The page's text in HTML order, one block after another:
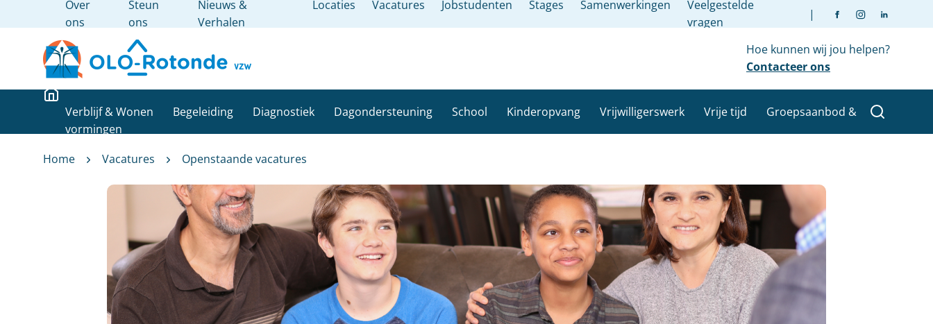
Hoe kunnen wij jou helpen?
Contacteer ons
Verblijf & Wonen Begeleiding Diagnostiek Dagondersteuning School Kinderopvang Vrijwilligerswerk Vrije tijd
Groepsaanbod &
vormingen
Over
ons
Steun
ons
Nieuws &
Verhalen
Locaties Vacatures Jobstudenten Stages Samenwerkingen
Veelgestelde
vragen
|
Home Vacatures Openstaande vacatures